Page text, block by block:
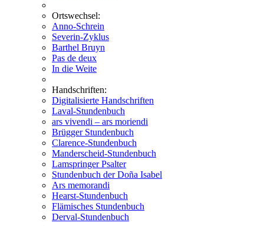
Ortswechsel:
Anno-Schrein
Severin-Zyklus
Barthel Bruyn
Pas de deux
In die Weite
Handschriften:
Digitalisierte Handschriften
Laval-Stundenbuch
ars vivendi – ars moriendi
Brügger Stundenbuch
Clarence-Stundenbuch
Manderscheid-Stundenbuch
Lamspringer Psalter
Stundenbuch der Doña Isabel
Ars memorandi
Hearst-Stundenbuch
Flämisches Stundenbuch
Derval-Stundenbuch